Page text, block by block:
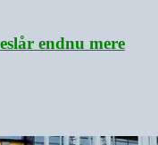
endnu mere